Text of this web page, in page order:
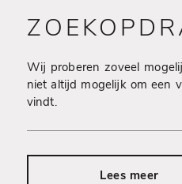
Wij proberen zoveel
niet altijd mogelijk om een
vindt.
Lees meer